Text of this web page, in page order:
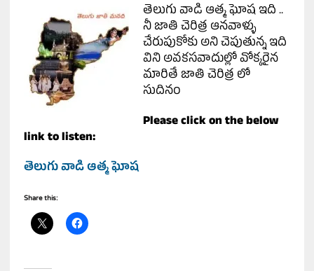
తెలుగు వాడి ఆత్మ ఘోష ఇది ..
నీ జాతి చెరిత్ర ఆనవాళ్ళు
చేరుపుకోకు అని చెపుతున్న ఇది
విని అవకసవాదుల్లో వోక్కరైన
మారితే జాతి చెరిత్ర లో
సుదినం
Please click on the below
link to listen:
తెలుగు వాడి ఆత్మ ఘోష
Share this: